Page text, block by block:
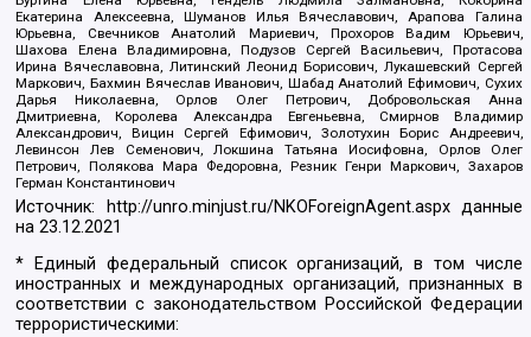
Екатерина Алексеевна, Шуманов Илья Вячеславович, Арапова Галина
Юрьевна, Свечников Анатолий Мариевич, Прохоров Вадим Юрьевич,
Шахова Елена Владимировна, Подузов Сергей Васильевич, Протасова
Ирина Вячеславовна, Литинский Леонид Борисович, Лукашевский Сергей
Маркович, Бахмин Вячеслав Иванович, Шабад Анатолий Ефимович, Сухих
Дарья Николаевна, Орлов Олег Петрович, Добровольская Анна
Дмитриевна, Королева Александра Евгеньевна, Смирнов Владимир
Александрович, Вицин Сергей Ефимович, Золотухин Борис Андреевич,
Левинсон Лев Семенович, Локшина Татьяна Иосифовна, Орлов Олег
Петрович, Полякова Мара Федоровна, Резник Генри Маркович, Захаров
Герман Константинович
Источник: http://unro.minjust.ru/NKOForeignAgent.aspxданные
на23.12.2021
* Единый федеральный список организаций, в том числе
иностранных и международных организаций, признанных в
соответствии с законодательством Российской Федерации
террористическими: